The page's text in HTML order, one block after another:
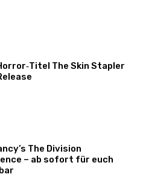
The Skin Stapler
The Division
– ab sofort für euch